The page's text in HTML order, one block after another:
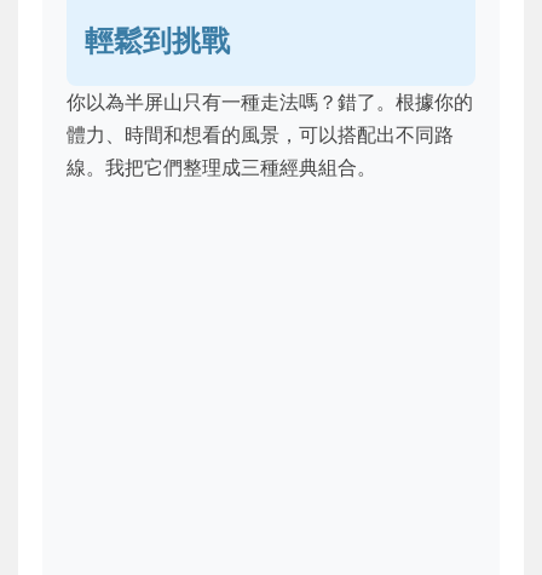
輕鬆到挑戰
你以為半屏山只有一種走法嗎？錯了。根據你的
體力、時間和想看的風景，可以搭配出不同路
線。我把它們整理成三種經典組合。